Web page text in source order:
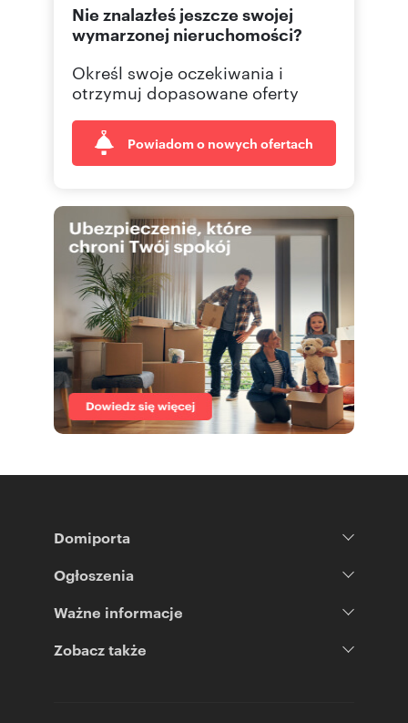
Nie znalazłeś jeszcze swojej
wymarzonej nieruchomości?
Określ swoje oczekiwania i
otrzymuj dopasowane oferty
Powiadom o nowych ofertach
Domiporta
Ogłoszenia
Ważne informacje
Zobacz także